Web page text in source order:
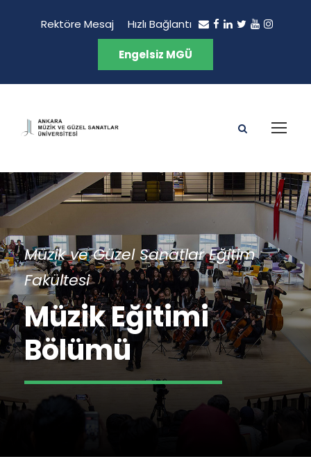
Rektöre Mesaj Hızlı Bağlantı
Engelsiz MGÜ
Müzik ve Güzel Sanatlar Eğitim
Fakültesi
Müzik Eğitimi
Bölümü